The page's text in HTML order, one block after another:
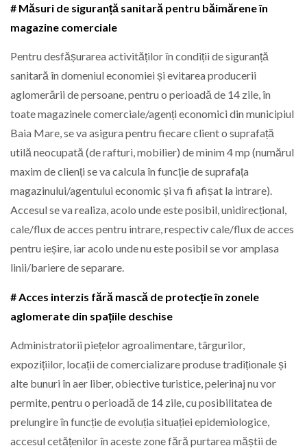
# Măsuri de siguranță sanitară pentru băimărene în
magazine comerciale
Pentru desfășurarea activităților în condiții de siguranță
sanitară în domeniul economiei și evitarea producerii
aglomerării de persoane, pentru o perioadă de 14 zile, în
toate magazinele comerciale/agenți economici din municipiul
Baia Mare, se va asigura pentru fiecare client o suprafață
utilă neocupată (de rafturi, mobilier) de minim 4 mp (numărul
maxim de clienți se va calcula în funcție de suprafața
magazinului/agentului economic și va fi afișat la intrare).
Accesul se va realiza, acolo unde este posibil, unidirecțional,
cale/flux de acces pentru intrare, respectiv cale/flux de acces
pentru ieșire, iar acolo unde nu este posibil se vor amplasa
linii/bariere de separare.
# Acces interzis fără mască de protecție în zonele
aglomerate din spațiile deschise
Administratorii piețelor agroalimentare, târgurilor,
expozițiilor, locații de comercializare produse tradiționale și
alte bunuri în aer liber, obiective turistice, pelerinaj nu vor
permite, pentru o perioadă de 14 zile, cu posibilitatea de
prelungire în funcție de evoluția situației epidemiologice,
accesul cetățenilor în aceste zone fără purtarea măștii de